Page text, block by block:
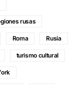
rusas
Roma Rusia
turismo cultural